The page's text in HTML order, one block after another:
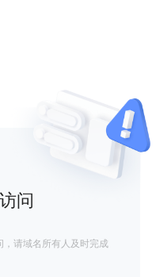
问
请域名所有人及时完成